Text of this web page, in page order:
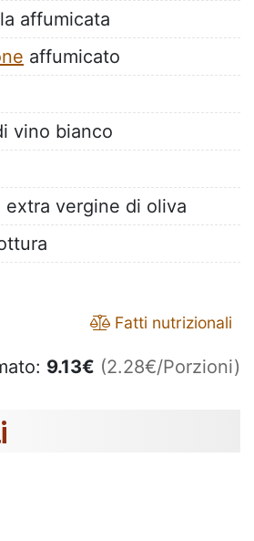
affumicata
affumicato
vino bianco
vergine di oliva
Fatti nutrizionali
9.13€ (2.28€/Porzioni)